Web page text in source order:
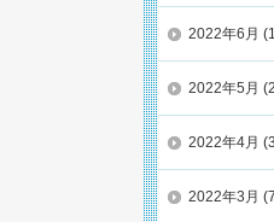
2022年6月
2022年5月
2022年4月
2022年3月